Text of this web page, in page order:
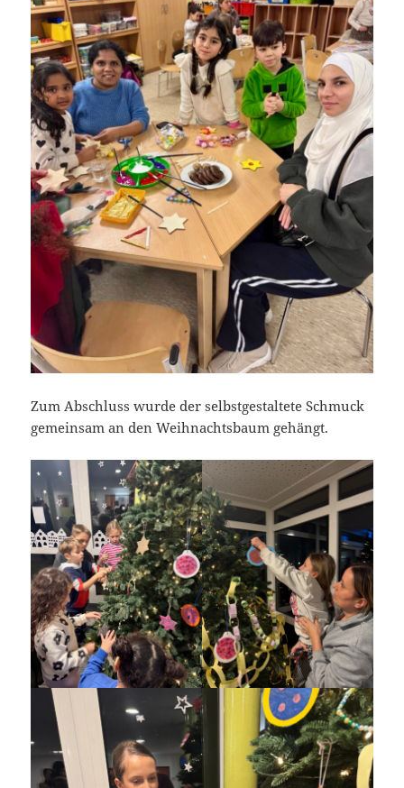
Zum Abschluss wurde der selbstgestaltete Schmuck
gemeinsam an den Weihnachtsbaum gehängt.